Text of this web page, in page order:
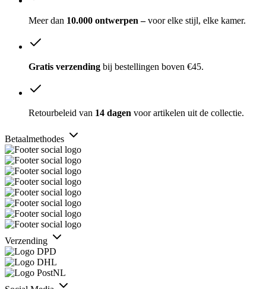
Meer dan 10.000 ontwerpen –voor elke stijl, elke kamer.
Gratis verzending bij bestellingen boven €45.
Retourbeleid van 14 dagen voor artikelen uit de collectie.
Betaalmethodes
Verzending